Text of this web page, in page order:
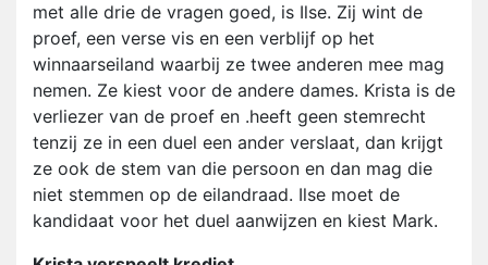
met alle drie de vragen goed, is Ilse. Zij wint de
proef, een verse vis en een verblijf op het
winnaarseiland waarbij ze twee anderen mee mag
nemen. Ze kiest voor de andere dames. Krista is de
verliezer van de proef en .heeft geen stemrecht
tenzij ze in een duel een ander verslaat, dan krijgt
ze ook de stem van die persoon en dan mag die
niet stemmen op de eilandraad. Ilse moet de
kandidaat voor het duel aanwijzen en kiest Mark.